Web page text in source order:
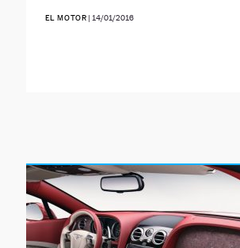
EL MOTOR | 14/01/2016